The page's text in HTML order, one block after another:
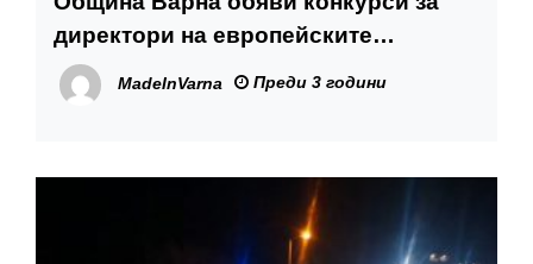
директори на европейските
програми и на контрола, както и за
началник на отдел „Земеделие“
MadeInVarna Преди 3 години